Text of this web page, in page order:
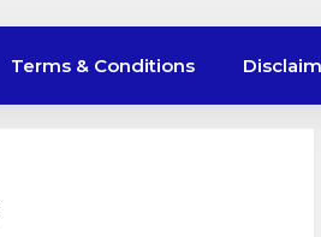
Terms & Conditions